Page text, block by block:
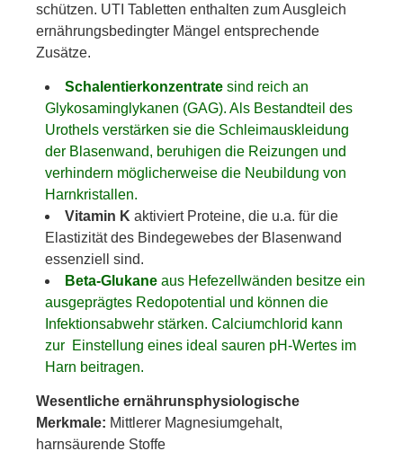
schützen. UTI Tabletten enthalten zum Ausgleich
ernährungsbedingter Mängel entsprechende
Zusätze.
Schalentierkonzentrate sind reich an
Glykosaminglykanen (GAG). Als Bestandteil des
Urothels verstärken sie die Schleimauskleidung
der Blasenwand, beruhigen die Reizungen und
verhindern möglicherweise die Neubildung von
Harnkristallen.
Vitamin K aktiviert Proteine, die u.a. für die
Elastizität des Bindegewebes der Blasenwand
essenziell sind.
Beta-Glukane aus Hefezellwänden besitze ein
ausgeprägtes Redopotential und können die
Infektionsabwehr stärken. Calciumchlorid kann
zur Einstellung eines ideal sauren pH-Wertes im
Harn beitragen.
Wesentliche ernährunsphysiologische
Merkmale: Mittlerer Magnesiumgehalt,
harnsäurende Stoffe